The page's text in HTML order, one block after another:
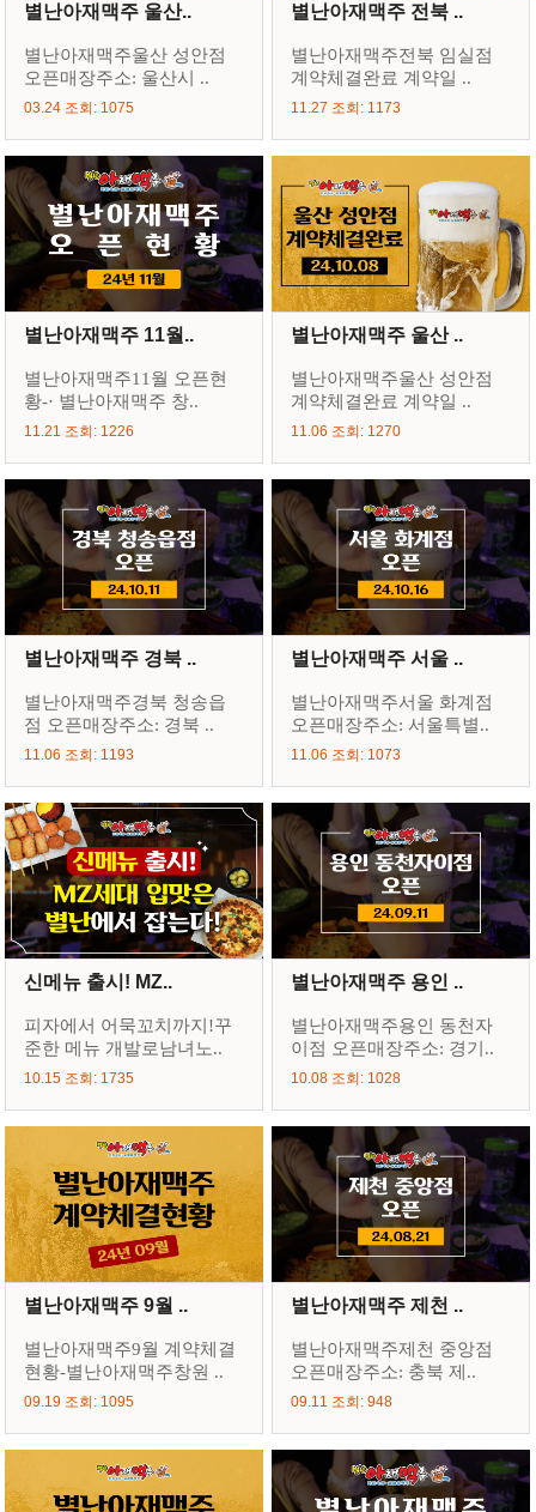
별난아재맥주 울산..
별난아재맥주울산 성안점
오픈매장주소: 울산시 ..
03.24 조회: 1075
별난아재맥주 전북 ..
별난아재맥주전북 임실점
계약체결완료 계약일 ..
11.27 조회: 1173
별난아재맥주 11월..
별난아재맥주11월 오픈현
황-· 별난아재맥주 창..
11.21 조회: 1226
별난아재맥주 울산 ..
별난아재맥주울산 성안점
계약체결완료 계약일 ..
11.06 조회: 1270
별난아재맥주 경북 ..
별난아재맥주경북 청송읍
점 오픈매장주소: 경북 ..
11.06 조회: 1193
별난아재맥주 서울 ..
별난아재맥주서울 화계점
오픈매장주소: 서울특별..
11.06 조회: 1073
신메뉴 출시! MZ..
피자에서 어묵꼬치까지!꾸
준한 메뉴 개발로남녀노..
10.15 조회: 1735
별난아재맥주 용인 ..
별난아재맥주용인 동천자
이점 오픈매장주소: 경기..
10.08 조회: 1028
별난아재맥주 9월 ..
별난아재맥주9월 계약체결
현황-별난아재맥주창원 ..
09.19 조회: 1095
별난아재맥주 제천 ..
별난아재맥주제천 중앙점
오픈매장주소: 충북 제..
09.11 조회: 948